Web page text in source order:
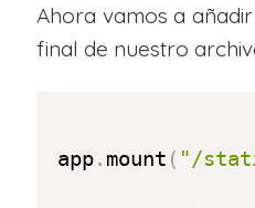
Ahora vamos a
final de nuestro
app. mount ( "/